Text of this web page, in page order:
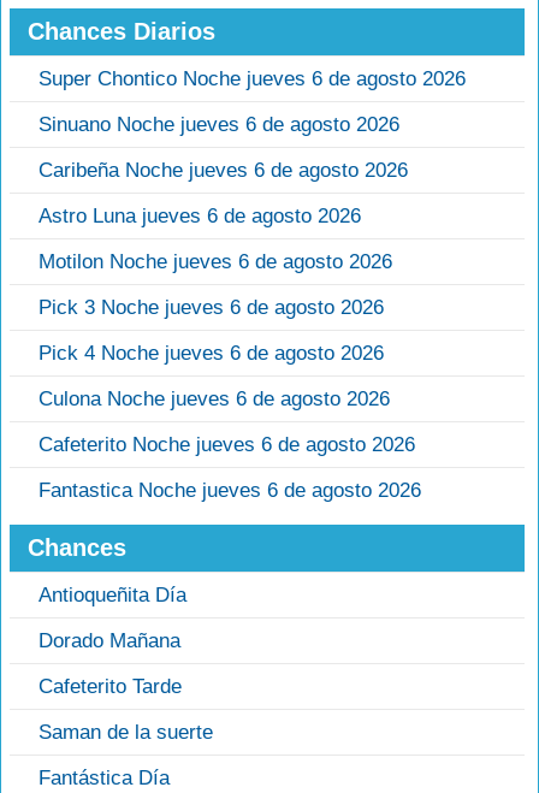
Chances Diarios
Super Chontico Noche jueves 6 de agosto 2026
Sinuano Noche jueves 6 de agosto 2026
Caribeña Noche jueves 6 de agosto 2026
Astro Luna jueves 6 de agosto 2026
Motilon Noche jueves 6 de agosto 2026
Pick 3 Noche jueves 6 de agosto 2026
Pick 4 Noche jueves 6 de agosto 2026
Culona Noche jueves 6 de agosto 2026
Cafeterito Noche jueves 6 de agosto 2026
Fantastica Noche jueves 6 de agosto 2026
Chances
Antioqueñita Día
Dorado Mañana
Cafeterito Tarde
Saman de la suerte
Fantástica Día